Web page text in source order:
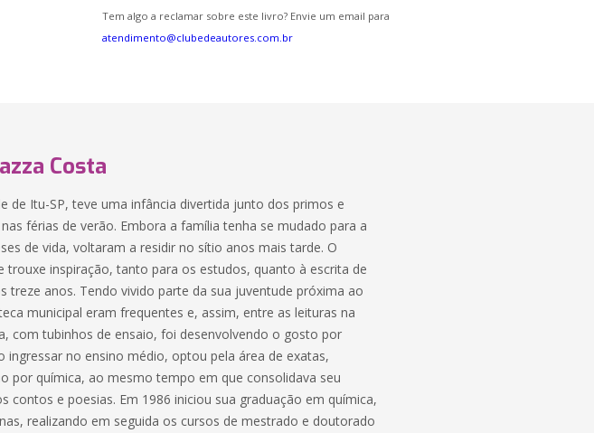
Tem algo a reclamar sobre este livro? Envie um email para
atendimento@clubedeautores.com.br
Costa
de Itu-SP, teve uma infância divertida junto dos primos e
férias de verão. Embora a família tenha se mudado para a
de vida, voltaram a residir no sítio anos mais tarde. O
inspiração, tanto para os estudos, quanto à escrita de
treze anos. Tendo vivido parte da sua juventude próxima ao
municipal eram frequentes e, assim, entre as leituras na
com tubinhos de ensaio, foi desenvolvendo o gosto por
ingressar no ensino médio, optou pela área de exatas,
por química, ao mesmo tempo em que consolidava seu
contos e poesias. Em 1986 iniciou sua graduação em química,
realizando em seguida os cursos de mestrado e doutorado